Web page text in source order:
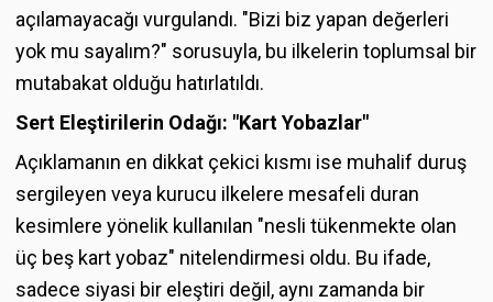
açılamayacağı vurgulandı. "Bizi biz yapan değerleri
yok mu sayalım?" sorusuyla, bu ilkelerin toplumsal bir
mutabakat olduğu hatırlatıldı.
Sert Eleştirilerin Odağı: "Kart Yobazlar"
Açıklamanın en dikkat çekici kısmı ise muhalif duruş
sergileyen veya kurucu ilkelere mesafeli duran
kesimlere yönelik kullanılan "nesli tükenmekte olan
üç beş kart yobaz" nitelendirmesi oldu. Bu ifade,
sadece siyasi bir eleştiri değil, aynı zamanda bir